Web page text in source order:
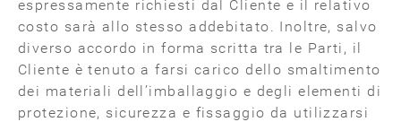
espressamente richiesti dal Cliente e il relativo
costo sarà allo stesso addebitato. Inoltre, salvo
diverso accordo in forma scritta tra le Parti, il
Cliente è tenuto a farsi carico dello smaltimento
dei materiali dell’imballaggio e degli elementi di
protezione, sicurezza e fissaggio da utilizzarsi